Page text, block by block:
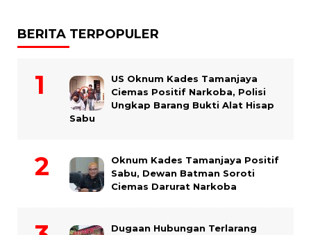
BERITA TERPOPULER
US Oknum Kades Tamanjaya
Ciemas Positif Narkoba, Polisi
Ungkap Barang Bukti Alat Hisap
Sabu
Oknum Kades Tamanjaya Positif
Sabu, Dewan Batman Soroti
Ciemas Darurat Narkoba
Dugaan Hubungan Terlarang